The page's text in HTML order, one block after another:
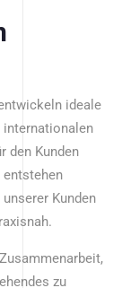
ideale
internationalen
den Kunden
Kunden
zu